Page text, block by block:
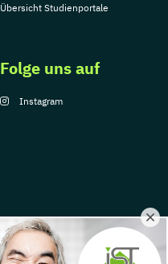
Übersicht Studienportale
Folge uns auf
Instagram